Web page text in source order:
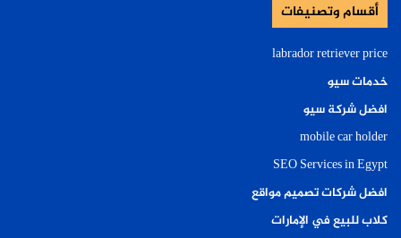
أقسام وتصنيفات
labrador retriever price
خدمات سيو
افضل شركة سيو
mobile car holder
SEO Services in Egypt
افضل شركات تصميم مواقع
كلاب للبيع في الإمارات